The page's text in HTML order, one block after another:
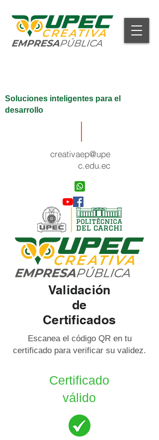
Soluciones inteligentes para el
desarrollo
creativaep@upe
c.edu.ec
Validación
de
Certificados
Escanea el código QR en tu
certificado para verificar su validez.
Certificado
válido